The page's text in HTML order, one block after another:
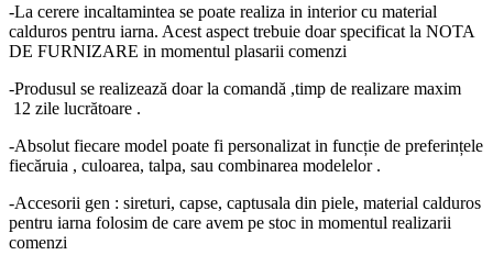
-La cerere incaltamintea se poate realiza in interior cu material
calduros pentru iarna. Acest aspect trebuie doar specificat la NOTA
DE FURNIZARE in momentul plasarii comenzi
-Produsul se realizează doar la comandă ,timp de realizare maxim
12 zile lucrătoare .
-Absolut fiecare model poate fi personalizat in funcție de preferințele
fiecăruia , culoarea, talpa, sau combinarea modelelor .
-Accesorii gen : sireturi, capse, captusala din piele, material calduros
pentru iarna folosim de care avem pe stoc in momentul realizarii
comenzi